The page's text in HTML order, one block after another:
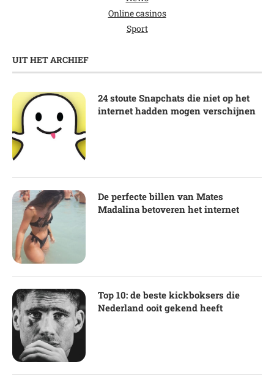
Online casinos
Sport
UIT HET ARCHIEF
24 stoute Snapchats die niet op het
internet hadden mogen verschijnen
De perfecte billen van Mates
Madalina betoveren het internet
Top 10: de beste kickboksers die
Nederland ooit gekend heeft